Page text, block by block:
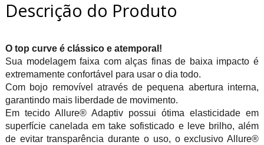
Descrição do Produto
O top curve é clássico e atemporal!
Sua modelagem faixa com alças finas de baixa impacto é
extremamente confortável para usar o dia todo.
Com bojo removível através de pequena abertura interna,
garantindo mais liberdade de movimento.
Em tecido Allure® Adaptiv possui ótima elasticidade em
superfície canelada em take sofisticado e leve brilho, além
de evitar transparência durante o uso, o exclusivo Allure®